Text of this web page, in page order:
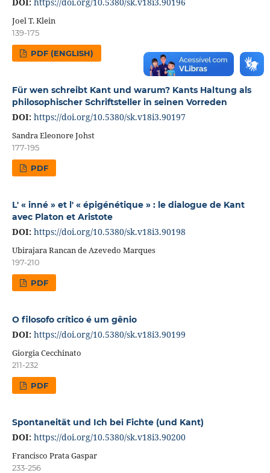
Joel T. Klein
139-175
PDF (ENGLISH)
Für wen schreibt Kant und warum? Kants Haltung als
philosophischer Schriftsteller in seinen Vorreden
DOI: https://doi.org/10.5380/sk.v18i3.90197
Sandra Eleonore Johst
177-195
PDF
L' « inné » et l' « épigénétique » : le dialogue de Kant
avec Platon et Aristote
DOI: https://doi.org/10.5380/sk.v18i3.90198
Ubirajara Rancan de Azevedo Marques
197-210
PDF
O filosofo crítico é um gênio
DOI: https://doi.org/10.5380/sk.v18i3.90199
Giorgia Cecchinato
211-232
PDF
Spontaneität und Ich bei Fichte (und Kant)
DOI: https://doi.org/10.5380/sk.v18i3.90200
Francisco Prata Gaspar
233-256